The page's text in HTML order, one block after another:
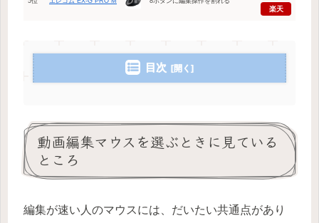
楽天
目次
動画編集マウスを選ぶときに見ている
ところ
編集が速い人のマウスには、だいたい共通点があり